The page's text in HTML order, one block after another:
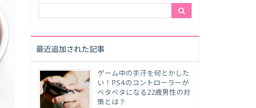
最近追加された記事
ゲーム中の手汗を何とかした
い！PS4のコントローラーが
ベタベタになる22歳男性の対
策とは？